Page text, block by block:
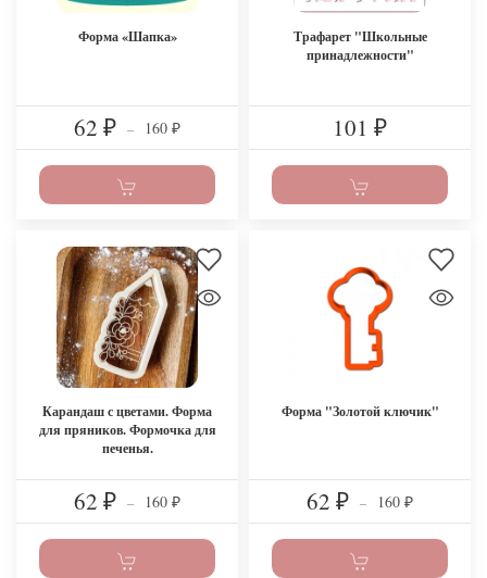
Форма «Шапка»
62 ₽ – 160 ₽
Трафарет "Школьные
принадлежности"
101 ₽
Карандаш с цветами. Форма
для пряников. Формочка для
печенья.
62 ₽ – 160 ₽
Форма "Золотой ключик"
62 ₽ – 160 ₽